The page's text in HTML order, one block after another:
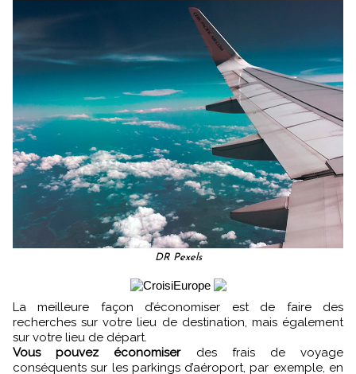
DR Pexels
La meilleure façon d’économiser est de faire des
recherches sur votre lieu de destination, mais également
sur votre lieu de départ.
Vous pouvez économiserdes frais de voyage
conséquents sur les parkings d’aéroport, par exemple, en